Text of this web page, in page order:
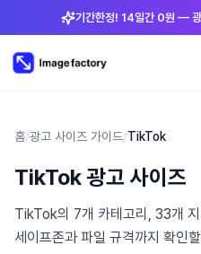
기간한정! 14일간 0원 — 광
사용하기 플러그인
요금제
플러그인
홈/광고 사이즈 가이드/TikTok
TikTok 광고 사이즈
TikTok의 7개 카테고리, 33개
세이프존과 파일 규격까지 확인